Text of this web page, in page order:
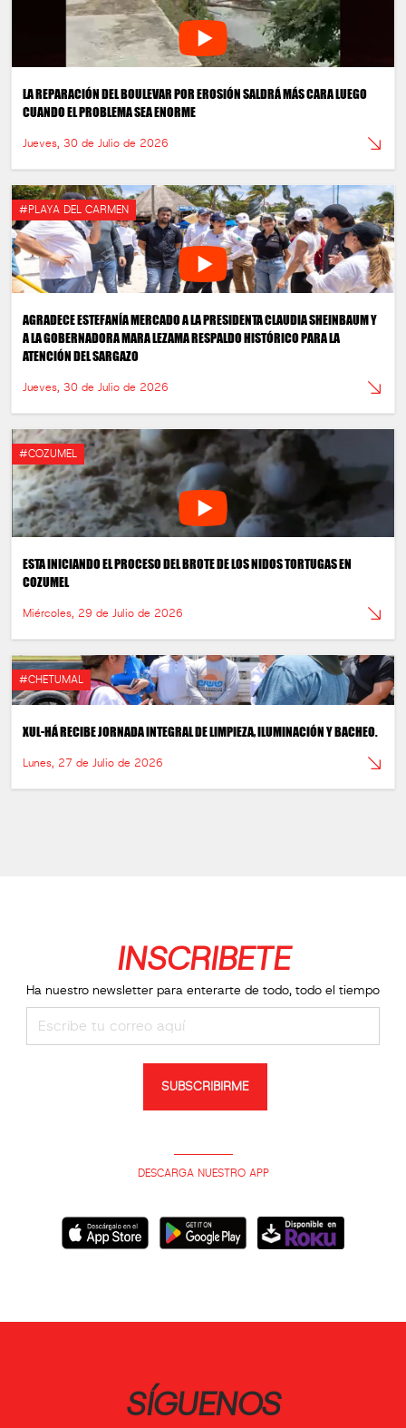
LA REPARACIÓN DEL BOULEVAR POR EROSIÓN SALDRÁ MÁS CARA LUEGO
CUANDO EL PROBLEMA SEA ENORME
Jueves, 30 de Julio de 2026
#PLAYA DEL CARMEN
AGRADECE ESTEFANÍA MERCADO A LA PRESIDENTA CLAUDIA SHEINBAUM Y
A LA GOBERNADORA MARA LEZAMA RESPALDO HISTÓRICO PARA LA
ATENCIÓN DEL SARGAZO
Jueves, 30 de Julio de 2026
#COZUMEL
ESTA INICIANDO EL PROCESO DEL BROTE DE LOS NIDOS TORTUGAS EN
COZUMEL
Miércoles, 29 de Julio de 2026
#CHETUMAL
XUL-HÁ RECIBE JORNADA INTEGRAL DE LIMPIEZA, ILUMINACIÓN Y BACHEO.
Lunes, 27 de Julio de 2026
INSCRIBETE
Ha nuestro newsletter para enterarte de todo, todo el tiempo
SUBSCRIBIRME
DESCARGA NUESTRO APP
SÍGUENOS